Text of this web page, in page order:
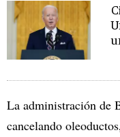
La administración de
cancelando